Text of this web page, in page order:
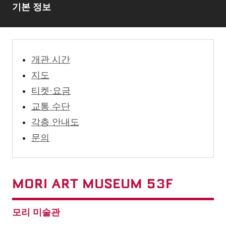
기본 정보
개관 시간
지도
티켓·요금
교통 수단
각층 안내도
문의
MORI ART MUSEUM 53F
모리 미술관